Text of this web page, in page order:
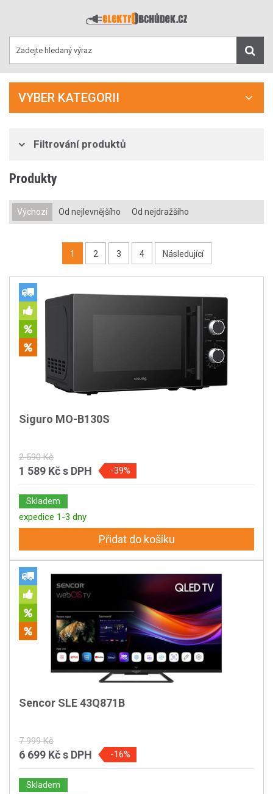
VYBER KATEGORII
Filtrování produktů
Produkty
Výchozí Od nejlevnějšího Od nejdražšího
1 2 3 4 Následující
Siguro MO-B130S
2 590 Kč
1 589 Kčs DPH -39%
Skladem
expedice 1-3 dny
Přidat do košíku
Sencor SLE 43Q871B
7 999 Kč
6 699 Kčs DPH -16%
Skladem